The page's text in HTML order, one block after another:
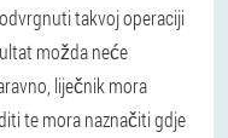
takvoj operaciji
možda neće
liječnik mora
te mora naznačiti gdje